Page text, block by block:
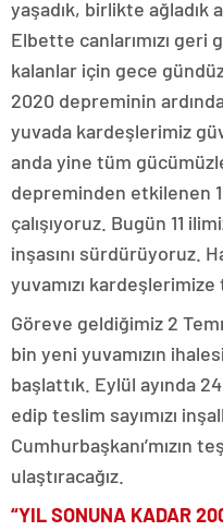
yaşadık, birlikte ağladık
Elbette canlarımızı
kalanlar için gece
2020 depreminin
yuvada kardeşlerimiz
anda yine tüm
depreminden etkilenen
çalışıyoruz. Bugün 11
inşasını sürdürüyoruz.
yuvamızı
Göreve geldiğimiz 2
bin yeni yuvamızın
başlattık. Eylül ayında
edip teslim sayımızı
Cumhurbaşkanı’mızın
ulaştıracağız.
“YIL SONUNA KADAR